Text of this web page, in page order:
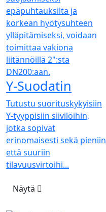
Y-Suodatin
Tutustu suorituskykyisiin
Y-tyyppisiin siivilöihin,
jotka sopivat
erinomaisesti sekä pieniin
että suuriin
tilavuusvirtoihi...
Näytä